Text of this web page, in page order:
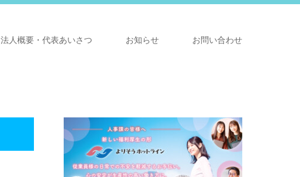
法人概要・代表あいさつ お知らせ お問い合わせ